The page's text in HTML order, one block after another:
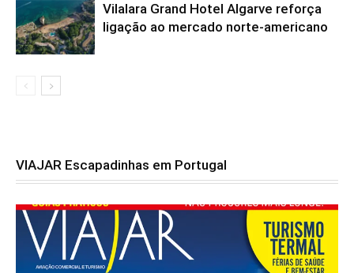
Vilalara Grand Hotel Algarve reforça
ligação ao mercado norte-americano
VIAJAR Escapadinhas em Portugal